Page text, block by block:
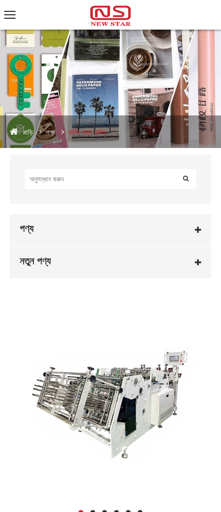
বাড়ি পণ্য কার্টন খাড়া মেশিন
পণ্য
নতুন পণ্য